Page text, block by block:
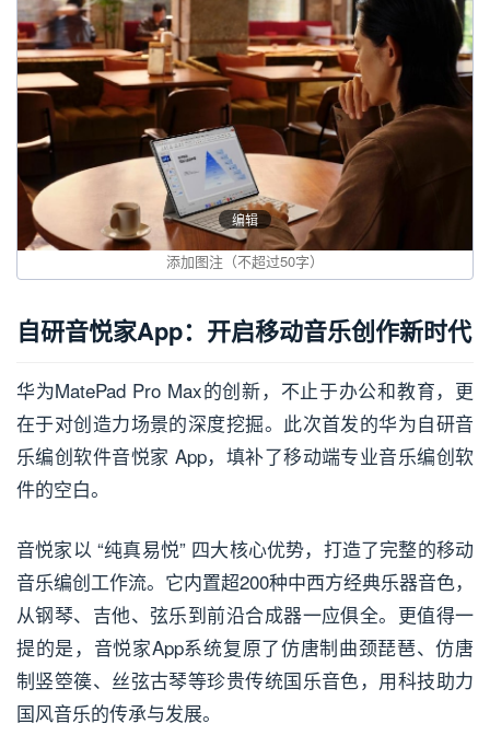
编辑
自研音悦家App：开启移动音乐创作新时代
华为MatePad Pro Max的创新，不止于办公和教育，更
在于对创造力场景的深度挖掘。此次首发的华为自研音
乐编创软件音悦家 App，填补了移动端专业音乐编创软
件的空白。
音悦家以 “纯真易悦” 四大核心优势，打造了完整的移动
音乐编创工作流。它内置超200种中西方经典乐器音色，
从钢琴、吉他、弦乐到前沿合成器一应俱全。更值得一
提的是，音悦家App系统复原了仿唐制曲颈琵琶、仿唐
制竖箜篌、丝弦古琴等珍贵传统国乐音色，用科技助力
国风音乐的传承与发展。